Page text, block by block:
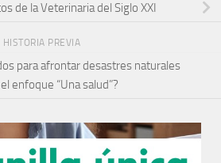
de la Veterinaria del Siglo XXI
HISTORIA PREVIA
para afrontar desastres naturales
enfoque “Una salud”?